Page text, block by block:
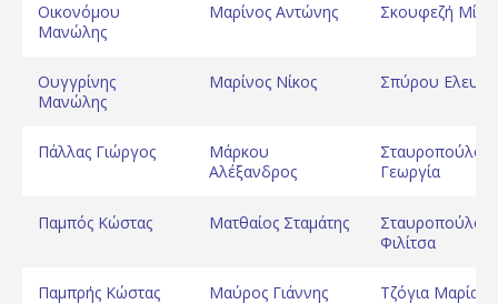
Οικονόμου
Μανώλης
Μαρίνος Αντώνης Σκουφεζή Μίνα
Ουγγρίνης
Μανώλης
Μαρίνος Νίκος Σπύρου
Πάλλας Γιώργος
Μάρκου
Αλέξανδρος
Σταυροπούλου
Γεωργία
Παμπός Κώστας Ματθαίος Σταμάτης
Σταυροπούλου
Φιλίτσα
Παμπρής Κώστας Μαύρος Γιάννης Τζόγια Μαρία